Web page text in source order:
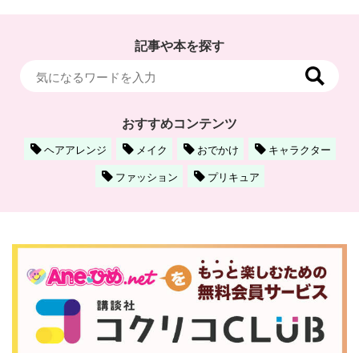
記事や本を探す
おすすめコンテンツ
ヘアアレンジ メイク おでかけ
キャラクター
ファッション
プリキュア